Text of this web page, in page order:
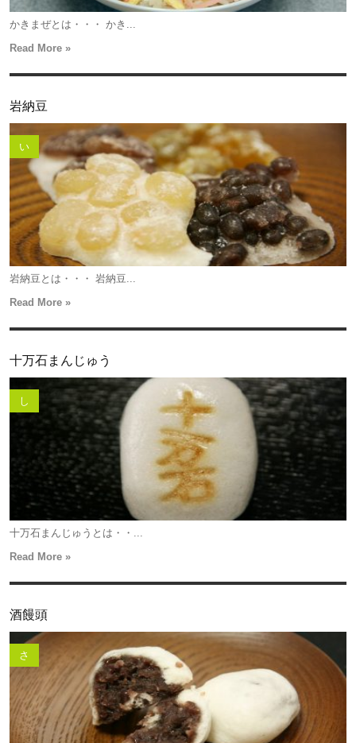
かきまぜとは・・・ かき...
Read More »
岩納豆
い
岩納豆とは・・・ 岩納豆...
Read More »
十万石まんじゅう
し
十万石まんじゅうとは・・...
Read More »
酒饅頭
さ